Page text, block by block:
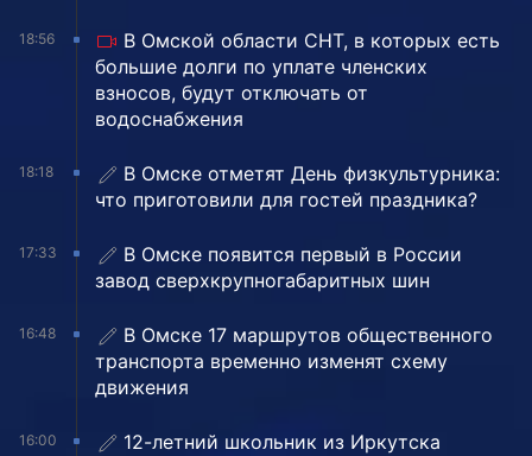
18:56
В Омской области СНТ, в которых есть
большие долги по уплате членских
взносов, будут отключать от
водоснабжения
18:18
В Омске отметят День физкультурника:
что приготовили для гостей праздника?
17:33
В Омске появится первый в России
завод сверхкрупногабаритных шин
16:48
В Омске 17 маршрутов общественного
транспорта временно изменят схему
движения
16:00
12-летний школьник из Иркутска